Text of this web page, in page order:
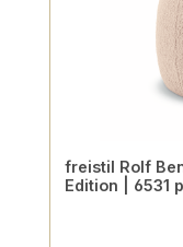
freistil Rolf
Edition | 6531